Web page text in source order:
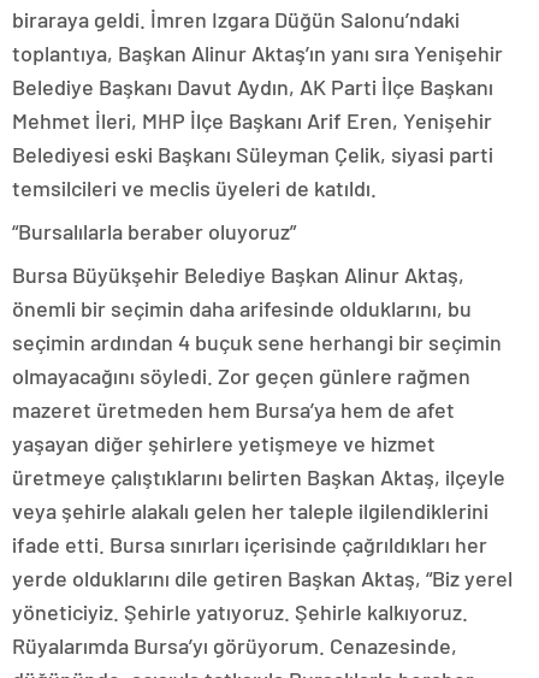
biraraya geldi. İmren Izgara Düğün Salonu’ndaki
toplantıya, Başkan Alinur Aktaş’ın yanı sıra Yenişehir
Belediye Başkanı Davut Aydın, AK Parti İlçe Başkanı
Mehmet İleri, MHP İlçe Başkanı Arif Eren, Yenişehir
Belediyesi eski Başkanı Süleyman Çelik, siyasi parti
temsilcileri ve meclis üyeleri de katıldı.
“Bursalılarla beraber oluyoruz”
Bursa Büyükşehir Belediye Başkan Alinur Aktaş,
önemli bir seçimin daha arifesinde olduklarını, bu
seçimin ardından 4 buçuk sene herhangi bir seçimin
olmayacağını söyledi. Zor geçen günlere rağmen
mazeret üretmeden hem Bursa’ya hem de afet
yaşayan diğer şehirlere yetişmeye ve hizmet
üretmeye çalıştıklarını belirten Başkan Aktaş, ilçeyle
veya şehirle alakalı gelen her taleple ilgilendiklerini
ifade etti. Bursa sınırları içerisinde çağrıldıkları her
yerde olduklarını dile getiren Başkan Aktaş, “Biz yerel
yöneticiyiz. Şehirle yatıyoruz. Şehirle kalkıyoruz.
Rüyalarımda Bursa’yı görüyorum. Cenazesinde,